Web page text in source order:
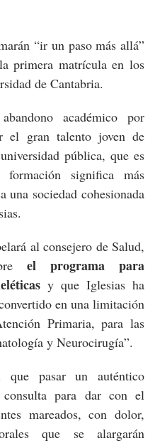
“ir un paso más allá”
primera matrícula en los
de Cantabria.
académico por
el gran talento joven de
pública, que es
significa más
sociedad cohesionada
al consejero de Salud,
el programa para
y que Iglesias ha
en una limitación
Primaria, para las
y Neurocirugía”.
que pasar un auténtico
para dar con el
mareados, con dolor,
que se alargarán